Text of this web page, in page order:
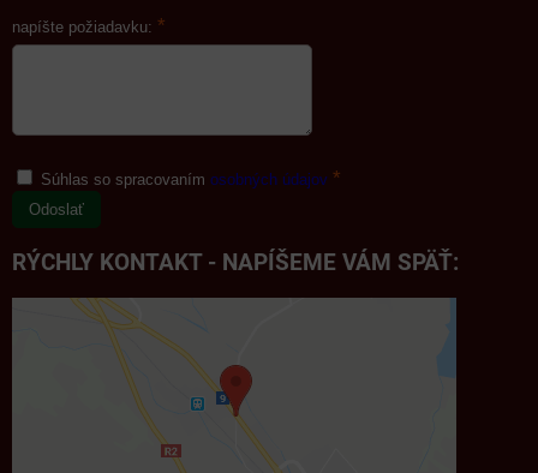
napíšte požiadavku: *
Súhlas so spracovaním osobných údajov *
Odoslať
RÝCHLY KONTAKT - NAPÍŠEME VÁM SPÄŤ: